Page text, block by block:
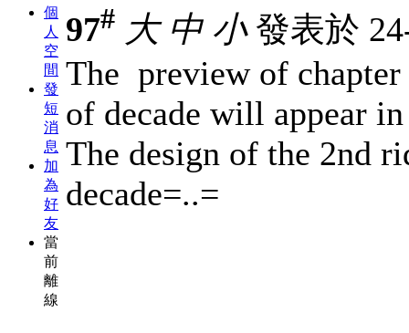
個
人
空
間
發
短
消
息
加
為
好
友
當
前
離
線
97# 大 中 小發表於
The preview of chapter
of decade will appear
The design of the 2nd
decade=..=